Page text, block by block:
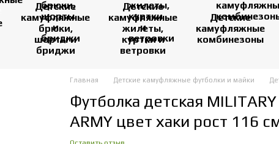
Детские
камуфляжные
брюки,
шорты и
бриджи
Детские
камуфляжные
жилеты,
куртки и
ветровки
Детские
камуфляжные
комбинезоны
Главная Детские камуфляжные футболки и майки
Футболка детская
ARMY цвет хаки рост 116